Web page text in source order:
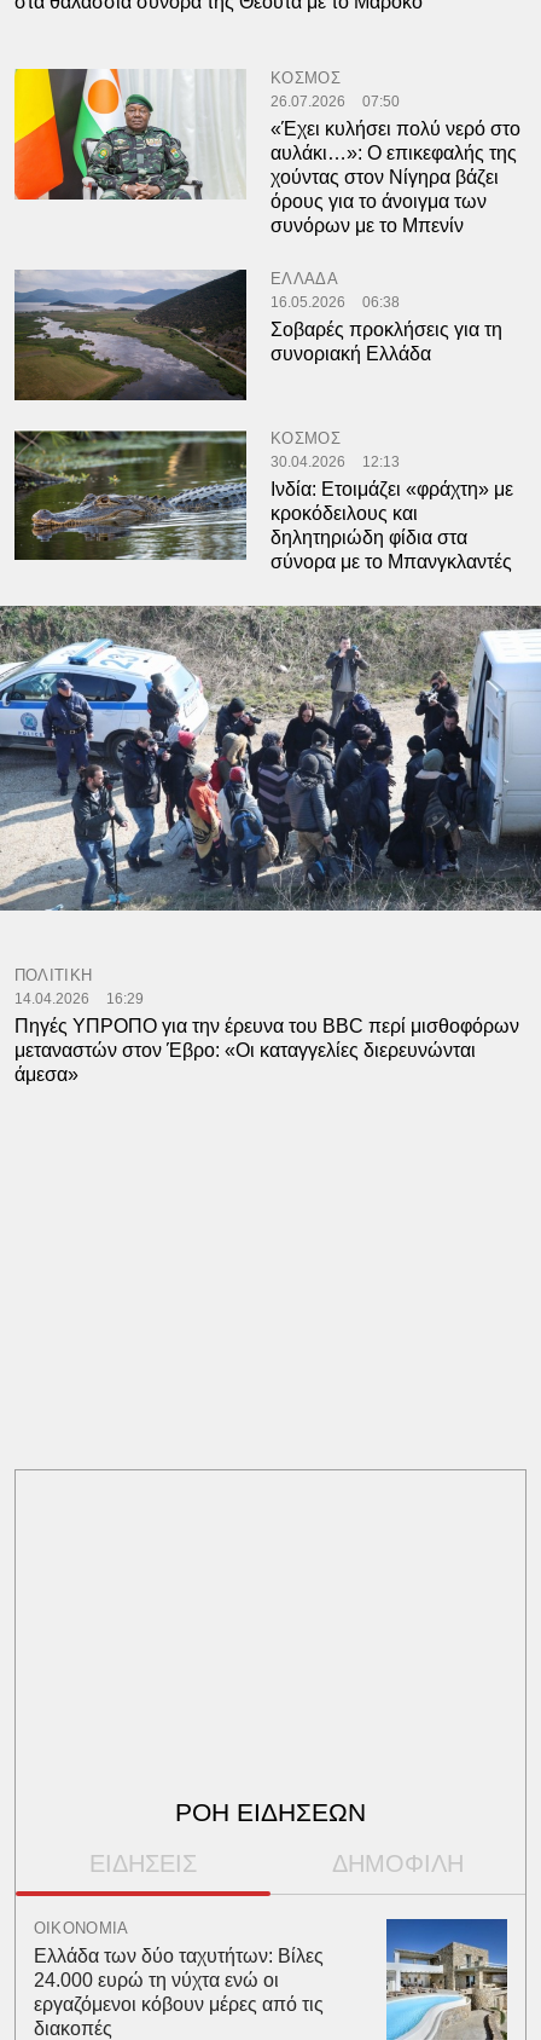
ΚΟΣΜΟΣ
26.07.2026 07:50
«Έχει κυλήσει πολύ νερό στο
αυλάκι…»: Ο επικεφαλής της
χούντας στον Νίγηρα βάζει
όρους για το άνοιγμα των
συνόρων με το Μπενίν
ΕΛΛΑΔΑ
16.05.2026 06:38
Σοβαρές προκλήσεις για τη
συνοριακή Ελλάδα
ΚΟΣΜΟΣ
30.04.2026 12:13
Ινδία: Eτοιμάζει «φράχτη» με
κροκόδειλους και
δηλητηριώδη φίδια στα
σύνορα με το Μπανγκλαντές
ΠΟΛΙΤΙΚΗ
14.04.2026 16:29
Πηγές ΥΠΡΟΠΟ για την έρευνα του BBC περί μισθοφόρων
μεταναστών στον Έβρο: «Οι καταγγελίες διερευνώνται
άμεσα»
ΡΟΗ ΕΙΔΗΣΕΩΝ
ΕΙΔΗΣΕΙΣ ΔΗΜΟΦΙΛΗ
ΟΙΚΟΝΟΜΙΑ
Ελλάδα των δύο ταχυτήτων: Βίλες
24.000 ευρώ τη νύχτα ενώ οι
εργαζόμενοι κόβουν μέρες από τις
διακοπές